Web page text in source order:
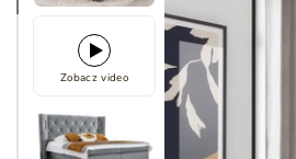
Zobacz video